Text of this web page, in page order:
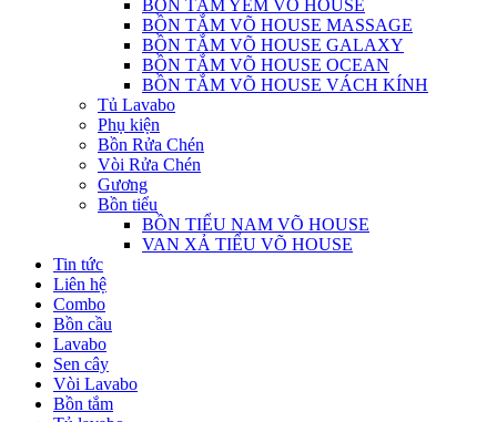
BỒN TẮM YẾM VÕ HOUSE
BỒN TẮM VÕ HOUSE MASSAGE
BỒN TẮM VÕ HOUSE GALAXY
BỒN TẮM VÕ HOUSE OCEAN
BỒN TẮM VÕ HOUSE VÁCH KÍNH
Tủ Lavabo
Phụ kiện
Bồn Rửa Chén
Vòi Rửa Chén
Gương
Bồn tiểu
BỒN TIỂU NAM VÕ HOUSE
VAN XẢ TIỂU VÕ HOUSE
Tin tức
Liên hệ
Combo
Bồn cầu
Lavabo
Sen cây
Vòi Lavabo
Bồn tắm